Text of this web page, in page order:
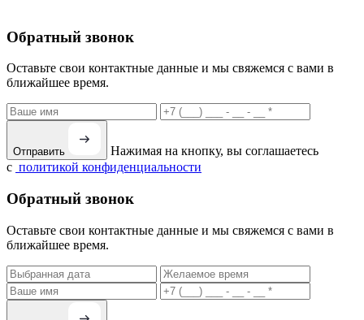
Обратный звонок
Оставьте свои контактные данные и мы свяжемся с вами в
ближайшее время.
Отправить
Нажимая на кнопку, вы соглашаетесь
с политикой конфиденциальности
Обратный звонок
Оставьте свои контактные данные и мы свяжемся с вами в
ближайшее время.